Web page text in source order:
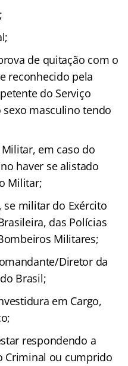
de quitação com o
reconhecido pela
do Serviço
masculino tendo
em caso do
haver se alistado
Militar;
se militar do Exército
das Polícias
Militares;
Diretor da
Brasil;
em Cargo,
respondendo a
Criminal ou cumprido